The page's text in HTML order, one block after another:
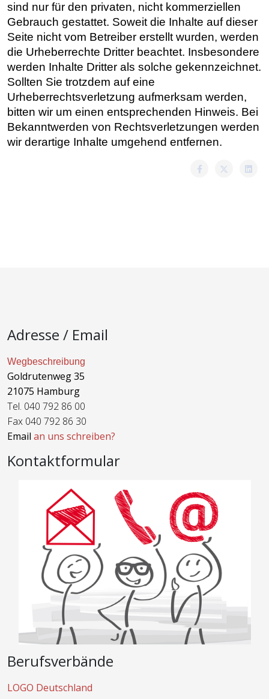
sind nur für den privaten, nicht kommerziellen
Gebrauch gestattet. Soweit die Inhalte auf dieser
Seite nicht vom Betreiber erstellt wurden, werden
die Urheberrechte Dritter beachtet. Insbesondere
werden Inhalte Dritter als solche gekennzeichnet.
Sollten Sie trotzdem auf eine
Urheberrechtsverletzung aufmerksam werden,
bitten wir um einen entsprechenden Hinweis. Bei
Bekanntwerden von Rechtsverletzungen werden
wir derartige Inhalte umgehend entfernen.
Adresse / Email
Wegbeschreibung
Goldrutenweg 35
21075 Hamburg
Tel. 040 792 86 00
Fax 040 792 86 30
Email an uns schreiben?
Kontaktformular
Berufsverbände
LOGO Deutschland